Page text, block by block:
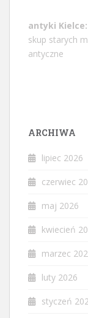
antyki
skup starych
antyczne
ARCHIWA
lipiec 2026
czerwiec
maj 2026
kwiecień
marzec
luty 2026
styczeń